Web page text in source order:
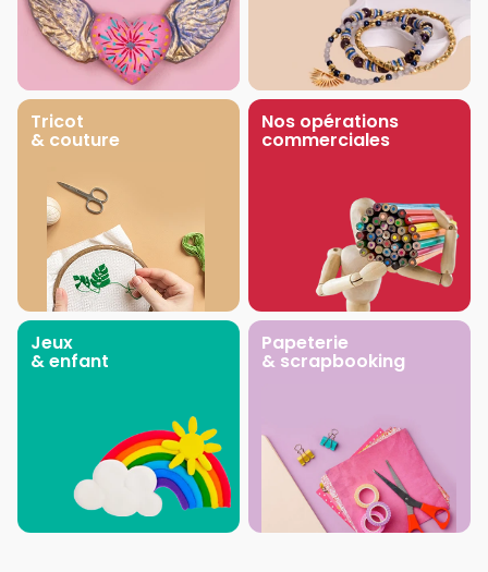
Tricot
& couture
Nos opérations
commerciales
Jeux
& enfant
Papeterie
& scrapbooking